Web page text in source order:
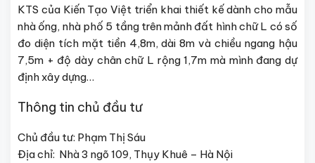
KTS của Kiến Tạo Việt triển khai thiết kế dành cho mẫu
nhà ống, nhà phố 5 tầng trên mảnh đất hình chữ L có số
đo diện tích mặt tiền 4,8m, dài 8m và chiều ngang hậu
7,5m + độ dày chân chữ L rộng 1,7m mà mình đang dự
định xây dựng…
Thông tin chủ đầu tư
Chủ đầu tư: Phạm Thị Sáu
Địa chỉ: Nhà 3 ngõ 109, Thụy Khuê – Hà Nội